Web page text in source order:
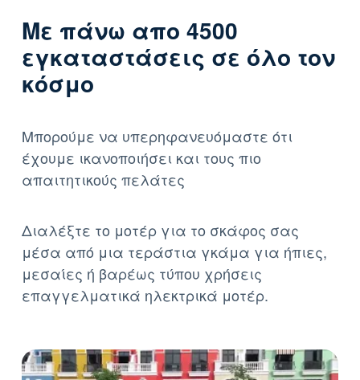
Με πάνω απο 4500
εγκαταστάσεις σε όλο τον
κόσμο
Μπορούμε να υπερηφανευόμαστε ότι
έχουμε ικανοποιήσει και τους πιο
απαιτητικούς πελάτες
Διαλέξτε το μοτέρ για το σκάφος σας
μέσα από μια τεράστια γκάμα για ήπιες,
μεσαίες ή βαρέως τύπου χρήσεις
επαγγελματικά ηλεκτρικά μοτέρ.